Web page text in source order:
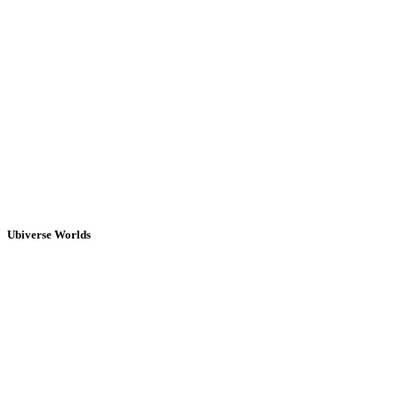
Ubiverse Worlds